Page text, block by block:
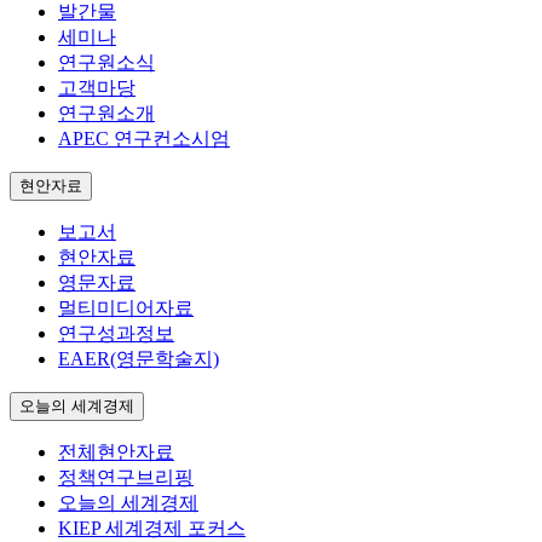
발간물
세미나
연구원소식
고객마당
연구원소개
APEC 연구컨소시엄
현안자료
보고서
현안자료
영문자료
멀티미디어자료
연구성과정보
EAER(영문학술지)
오늘의 세계경제
전체현안자료
정책연구브리핑
오늘의 세계경제
KIEP 세계경제 포커스